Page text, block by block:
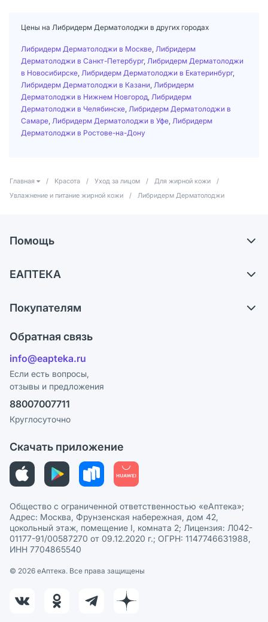
Цены на Либридерм Дерматолоджи в других городах
Либридерм Дерматолоджи в Москве Либридерм
Дерматолоджи в Санкт-Петербург, Либридерм Дерматолоджи
в Новосибирске Либридерм Дерматолоджи в Екатеринбург,
Либридерм Дерматолоджи в Казани Либридерм
Дерматолоджи в Нижнем Новгород Либридерм
Дерматолоджи в Челябинске Либридерм Дерматолоджи в
Самаре Либридерм Дерматолоджи в Уфе Либридерм
Дерматолоджи в Ростове-на-Дону
Главная / Красота / Уход за лицом / Для жирной кожи
/
Увлажнение и питание жирной кожи
/ Либридерм Дерматолоджи
Помощь
Самовывоз из аптек
Ответы на вопросы
Блог
ЕАПТЕКА
Карьера
Поставщики
Лицензия
Реклама на сайте
Ваши товары на ЕАПТЕКЕ
Покупателям
Программа СберСпасибо
Политика конфиденциальности
Пользовательское соглашение
Политика рекомендаций
Этика и соответствие
Политика в отношении обработки персональных данных
Обратная связь
info@eapteka.ru
Если есть вопросы,
отзывы и предложения
88007007711
Круглосуточно
Скачать приложение
Общество с ограниченной ответственностью «еАптека»;
Адрес: Москва, Фрунзенская набережная, дом 42,
цокольный этаж, помещение I, комната 2; Лицензия: Л042-
01177-91/00587270 от 09.12.2020 г.; ОГРН: 1147746631988,
ИНН 7704865540
© 2026 eАптека. Все права защищены